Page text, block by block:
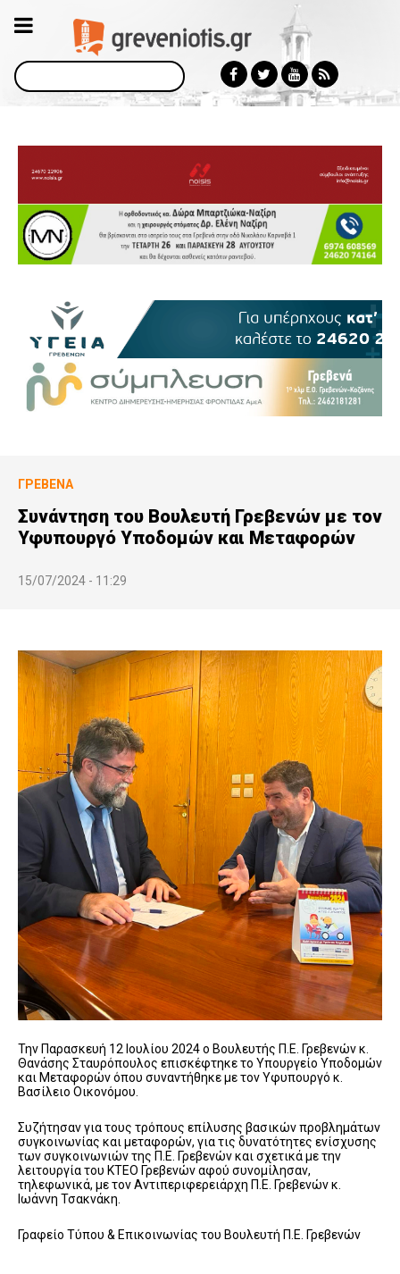
Αναζήτηση
ΓΡΕΒΕΝΆ
Συνάντηση του Βουλευτή Γρεβενών με τον
Υφυπουργό Υποδομών και Μεταφορών
15/07/2024 - 11:29
Την Παρασκευή 12 Ιουλίου 2024 ο Βουλευτής Π.Ε. Γρεβενών κ.
Θανάσης Σταυρόπουλος επισκέφτηκε το Υπουργείο Υποδομών
και Μεταφορών όπου συναντήθηκε με τον Υφυπουργό κ.
Βασίλειο Οικονόμου.
Συζήτησαν για τους τρόπους επίλυσης βασικών προβλημάτων
συγκοινωνίας και μεταφορών, για τις δυνατότητες ενίσχυσης
των συγκοινωνιών της Π.Ε. Γρεβενών και σχετικά με την
λειτουργία του ΚΤΕΟ Γρεβενών αφού συνομίλησαν,
τηλεφωνικά, με τον Αντιπεριφερειάρχη Π.Ε. Γρεβενών κ.
Ιωάννη Τσακνάκη.
Γραφείο Τύπου & Επικοινωνίας του Βουλευτή Π.Ε. Γρεβενών